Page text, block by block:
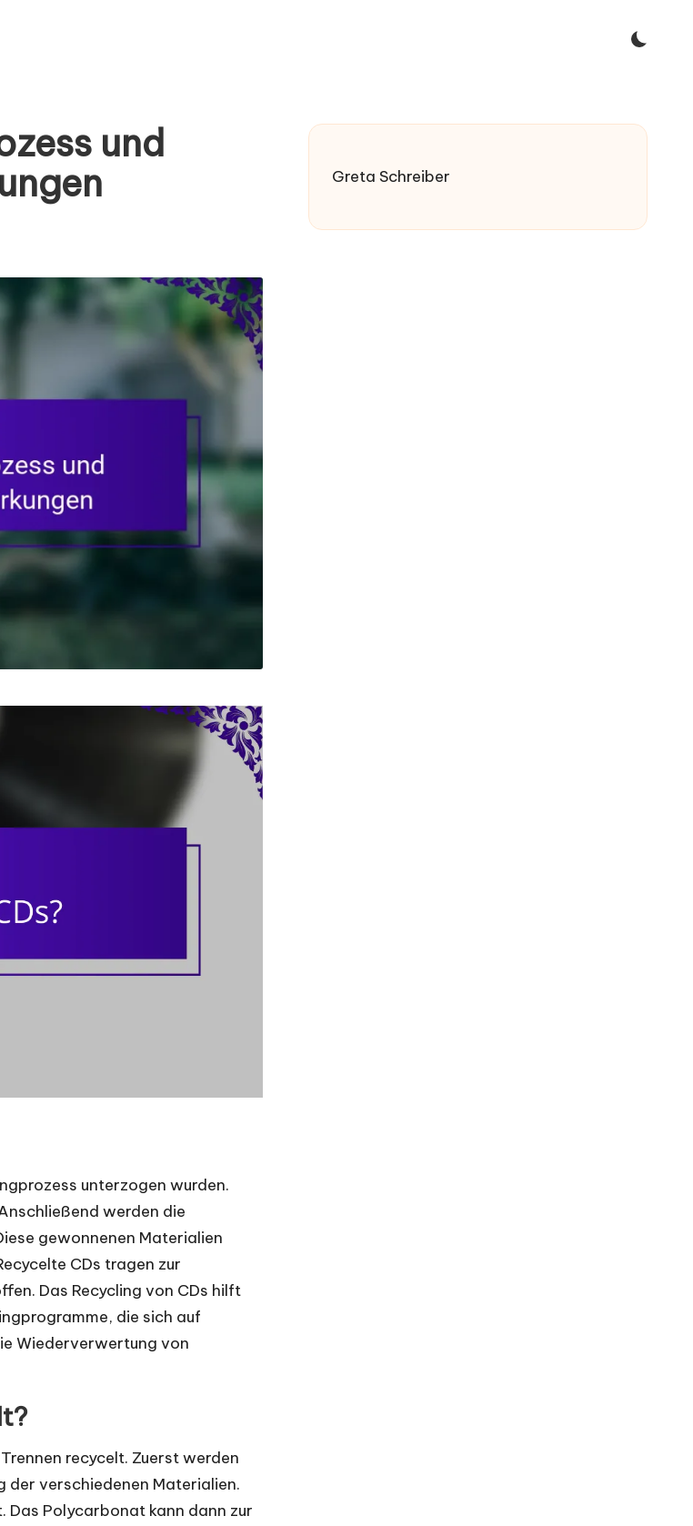
und
unterzogen wurden.
werden die
gewonnenen Materialien
CDs tragen zur
Das Recycling von CDs hilft
die sich auf
Wiederverwertung von
recycelt. Zuerst werden
der verschiedenen Materialien.
Das Polycarbonat kann dann zur
Greta Schreiber